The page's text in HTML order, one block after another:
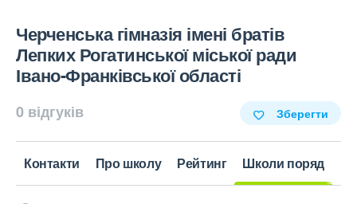
Черченська гімназія імені братів
Лепких Рогатинської міської ради
Івано-Франківської області
0 відгуків Зберегти
Контакти Про школу Рейтинг Школи поряд